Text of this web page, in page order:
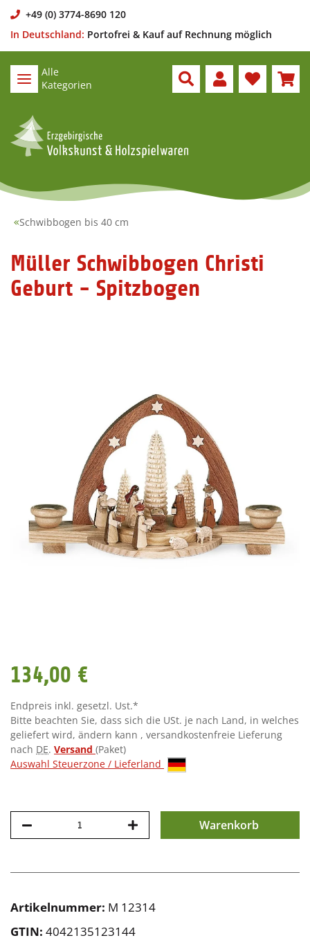
+49 (0) 3774-8690 120
In Deutschland: Portofrei & Kauf auf Rechnung möglich
Alle
Kategorien
Schwibbogen bis 40 cm
Müller Schwibbogen Christi
Geburt - Spitzbogen
134,00 €
Endpreis inkl. gesetzl. Ust.*
Bitte beachten Sie, dass sich die USt. je nach Land, in welches
geliefert wird, ändern kann , versandkostenfreie Lieferung
nach DE. Versand (Paket)
Auswahl Steuerzone / Lieferland
Warenkorb
Artikelnummer: M 12314
GTIN: 4042135123144